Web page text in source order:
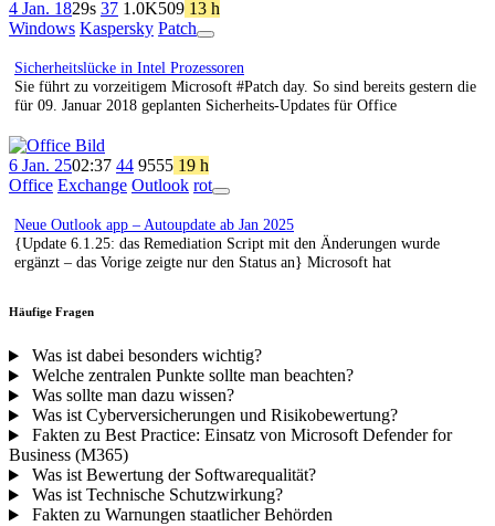
4 Jan. 1829s 37 1.0K509 13 h
Windows Kaspersky Patch
App
Sicherheitslücke in Intel Prozessoren
Sie führt zu vorzeitigem Microsoft #Patch day. So sind bereits gestern die
für 09. Januar 2018 geplanten Sicherheits-Updates für Office
6 Jan. 2502:37 44 9555 19 h
Office Exchange Outlook rot
App
Neue Outlook app – Autoupdate ab Jan 2025
{Update 6.1.25: das Remediation Script mit den Änderungen wurde
ergänzt – das Vorige zeigte nur den Status an} Microsoft hat
Häufige Fragen
Was ist dabei besonders wichtig?
Welche zentralen Punkte sollte man beachten?
Was sollte man dazu wissen?
Was ist Cyberversicherungen und Risikobewertung?
Fakten zu Best Practice: Einsatz von Microsoft Defender for
Business (M365)
Was ist Bewertung der Softwarequalität?
Was ist Technische Schutzwirkung?
Fakten zu Warnungen staatlicher Behörden